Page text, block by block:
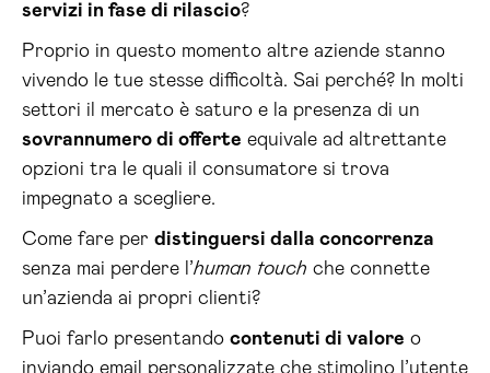
servizi in fase di rilascio?
Proprio in questo momento altre aziende stanno
vivendo le tue stesse difficoltà. Sai perché? In molti
settori il mercato è saturo e la presenza di un
sovrannumero di offerte equivale ad altrettante
opzioni tra le quali il consumatore si trova
impegnato a scegliere.
Come fare per distinguersi dalla concorrenza
senza mai perdere l’human touch che connette
un’azienda ai propri clienti?
Puoi farlo presentando contenuti di valore o
inviando email personalizzate che stimolino l’utente